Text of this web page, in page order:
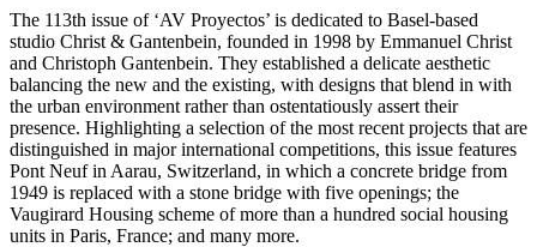
The 113th issue of ‘AV Proyectos’ is dedicated to Basel-based
studio Christ & Gantenbein, founded in 1998 by Emmanuel Christ
and Christoph Gantenbein. They established a delicate aesthetic
balancing the new and the existing, with designs that blend in with
the urban environment rather than ostentatiously assert their
presence. Highlighting a selection of the most recent projects that are
distinguished in major international competitions, this issue features
Pont Neuf in Aarau, Switzerland, in which a concrete bridge from
1949 is replaced with a stone bridge with five openings; the
Vaugirard Housing scheme of more than a hundred social housing
units in Paris, France; and many more.